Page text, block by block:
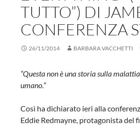
TUTTO”) DI
CONFERENZA
26/11/2014 BARBARA VACCHETTI
“Questa non è una storia sulla
umano.”
Così ha dichiarato ieri alla
Eddie Redmayne, protagonista del